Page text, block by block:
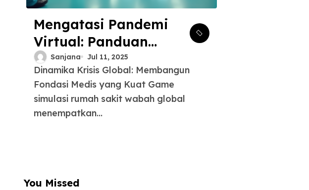
Mengatasi Pandemi
Virtual: Panduan
Lengkap Game
Simulasi Rumah
Sakit Wabah Global
Sanjana Jul 11, 2025
Dinamika Krisis Global: Membangun
Fondasi Medis yang Kuat Game
simulasi rumah sakit wabah global
menempatkan...
You Missed